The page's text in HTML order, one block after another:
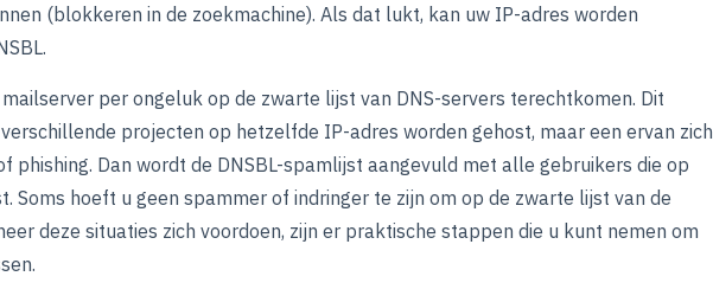
(blokkeren in de zoekmachine). Als dat lukt, kan uw IP-adres worden
per ongeluk op de zwarte lijst van DNS-servers terechtkomen. Dit
projecten op hetzelfde IP-adres worden gehost, maar een ervan zich
phishing. Dan wordt de DNSBL-spamlijst aangevuld met alle gebruikers die op
Soms hoeft u geen spammer of indringer te zijn om op de zwarte lijst van de
deze situaties zich voordoen, zijn er praktische stappen die u kunt nemen om